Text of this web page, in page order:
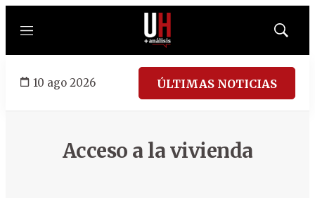
Menú
Mostrar
10 ago 2026 ÚLTIMAS NOTICIAS
Acceso a la vivienda